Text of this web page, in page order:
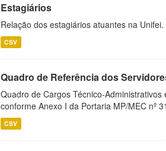
Estagiários
Relação dos estagiários atuantes na Unifei.
CSV
Quadro de Referência dos
Quadro de Cargos Técnico-Administrativos
conforme Anexo I da Portaria MP/MEC nº
CSV